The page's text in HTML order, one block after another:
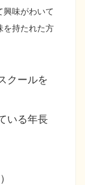
興味がわいて
を持たれた方
クールを
る年長